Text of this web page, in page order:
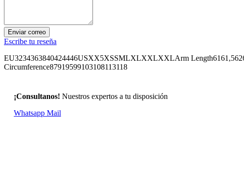
Enviar correo
Escribe tu reseña
EU3234363840424446USXX5XSSMLXLXXLXXLArm
Circumference87919599103108113118
¡Consultanos! Nuestros expertos a tu disposición
Whatsapp Mail